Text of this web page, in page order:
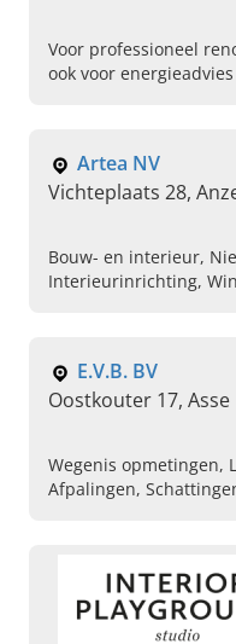
Voor professioneel
ook voor
Artea NV
Vichteplaats 28,
Bouw- en interieur,
Interieurinrichting,
E.V.B. BV
Oostkouter 17, Asse
Wegenis opmetingen,
Afpalingen,